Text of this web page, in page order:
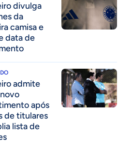
divulga
da
camisa e
data de
admite
após
de titulares
lista de